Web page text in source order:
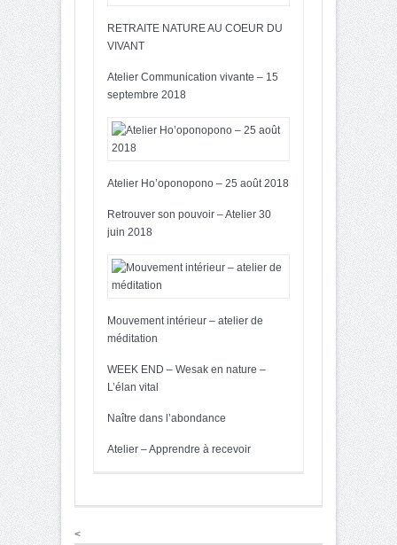
RETRAITE NATURE AU COEUR DU
VIVANT
Atelier Communication vivante – 15
septembre 2018
Atelier Ho’oponopono – 25 août 2018
Retrouver son pouvoir – Atelier 30
juin 2018
Mouvement intérieur – atelier de
méditation
WEEK END – Wesak en nature –
L’élan vital
Naître dans l’abondance
Atelier – Apprendre à recevoir
<